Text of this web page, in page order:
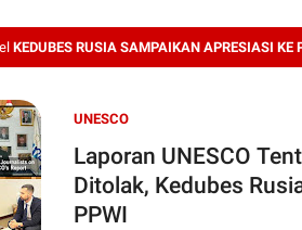
KEDUBES RUSIA SAMPAIKAN APRESIASI KE
UNESCO
Laporan UNESCO
Ditolak, Kedubes
PPWI